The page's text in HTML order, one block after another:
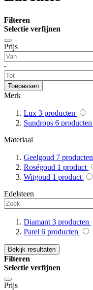
Filteren
Selectie verfijnen
Prijs
-
Toepassen
Merk
Lux 3 producten
Sundrops 6 producten
Materiaal
Geelgoud 7 producten
Roségoud 1 product
Witgoud 1 product
Edelsteen
Diamant 3 producten
Parel 6 producten
Bekijk resultaten
Filteren
Selectie verfijnen
Prijs